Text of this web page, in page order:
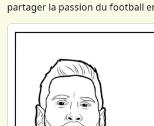
partager la passion du football